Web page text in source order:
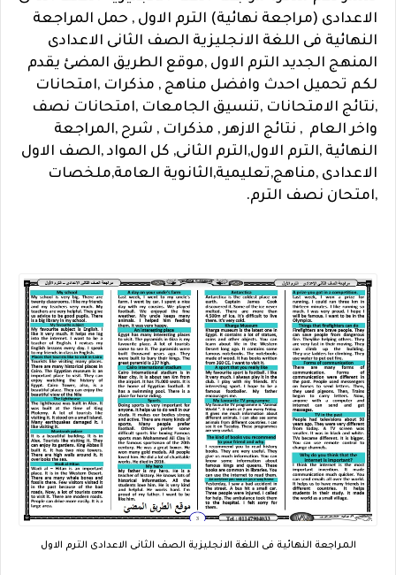
الاعدادى (مراجعة نهائية) الترم الاول , حمل المراجعة
النهائية فى اللغة الانجليزية الصف الثانى الاعدادى
المنهج الجديد الترم الاول ,موقع الطريق المضئ يقدم
لكم تحميل احدث وافضل مناهج , مذكرات ,امتحانات
,نتائج الامتحانات ,تنسيق الجامعات ,امتحانات نصف
واخر العام , نتائج الازهر , مذكرات , شرح ,المراجعة
النهائية ,الترم الاول,الترم الثانى, كل المواد ,الصف الاول
الاعدادى ,مناهج,تعليمية,الثانوية العامة,ملخصات
,امتحان نصف الترم.
المراجعة النهائية فى اللغة الانجليزية الصف الثانى الاعدادى الترم الاول